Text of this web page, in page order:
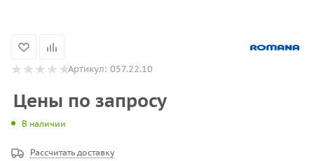
Артикул: 057.22.10
Цены по запросу
В наличии
Рассчитать доставку